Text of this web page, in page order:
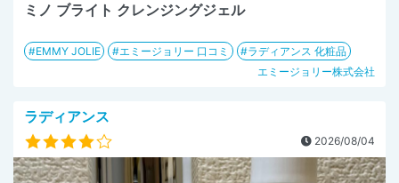
ミノ ブライト クレンジングジェル
EMMY JOLIE エミージョリー 口コミ
ラディアンス 化粧品
エミージョリー株式会社
ラディアンス
2026/08/04